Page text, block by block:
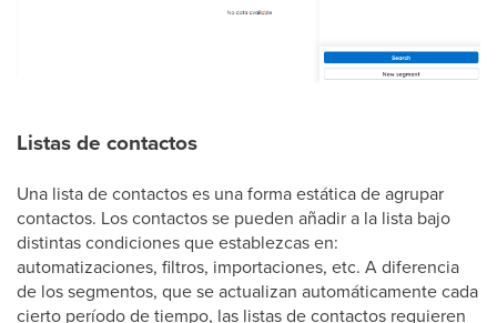
Listas de contactos
Una lista de contactos es una forma estática de agrupar
contactos. Los contactos se pueden añadir a la lista bajo
distintas condiciones que establezcas en:
automatizaciones, filtros, importaciones, etc. A diferencia
de los segmentos, que se actualizan automáticamente cada
cierto período de tiempo, las listas de contactos requieren